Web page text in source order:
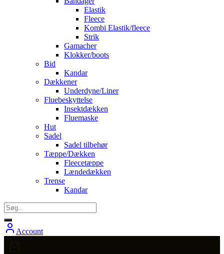
Elastik
Fleece
Kombi Elastik/fleece
Strik
Gamacher
Klokker/boots
Bid
Kandar
Dækkener
Underdyne/Liner
Fluebeskyttelse
Insektdækken
Fluemaske
Hut
Sadel
Sadel tilbehør
Tæppe/Dækken
Fleecetæppe
Lændedækken
Trense
Kandar
Account